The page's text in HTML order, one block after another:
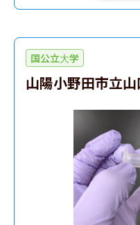
国公立大学
山陽小野田市立